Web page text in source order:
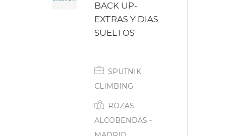
BACK UP-
EXTRAS Y DIAS
SUELTOS
SPUTNIK
CLIMBING
ROZAS-
ALCOBENDAS -